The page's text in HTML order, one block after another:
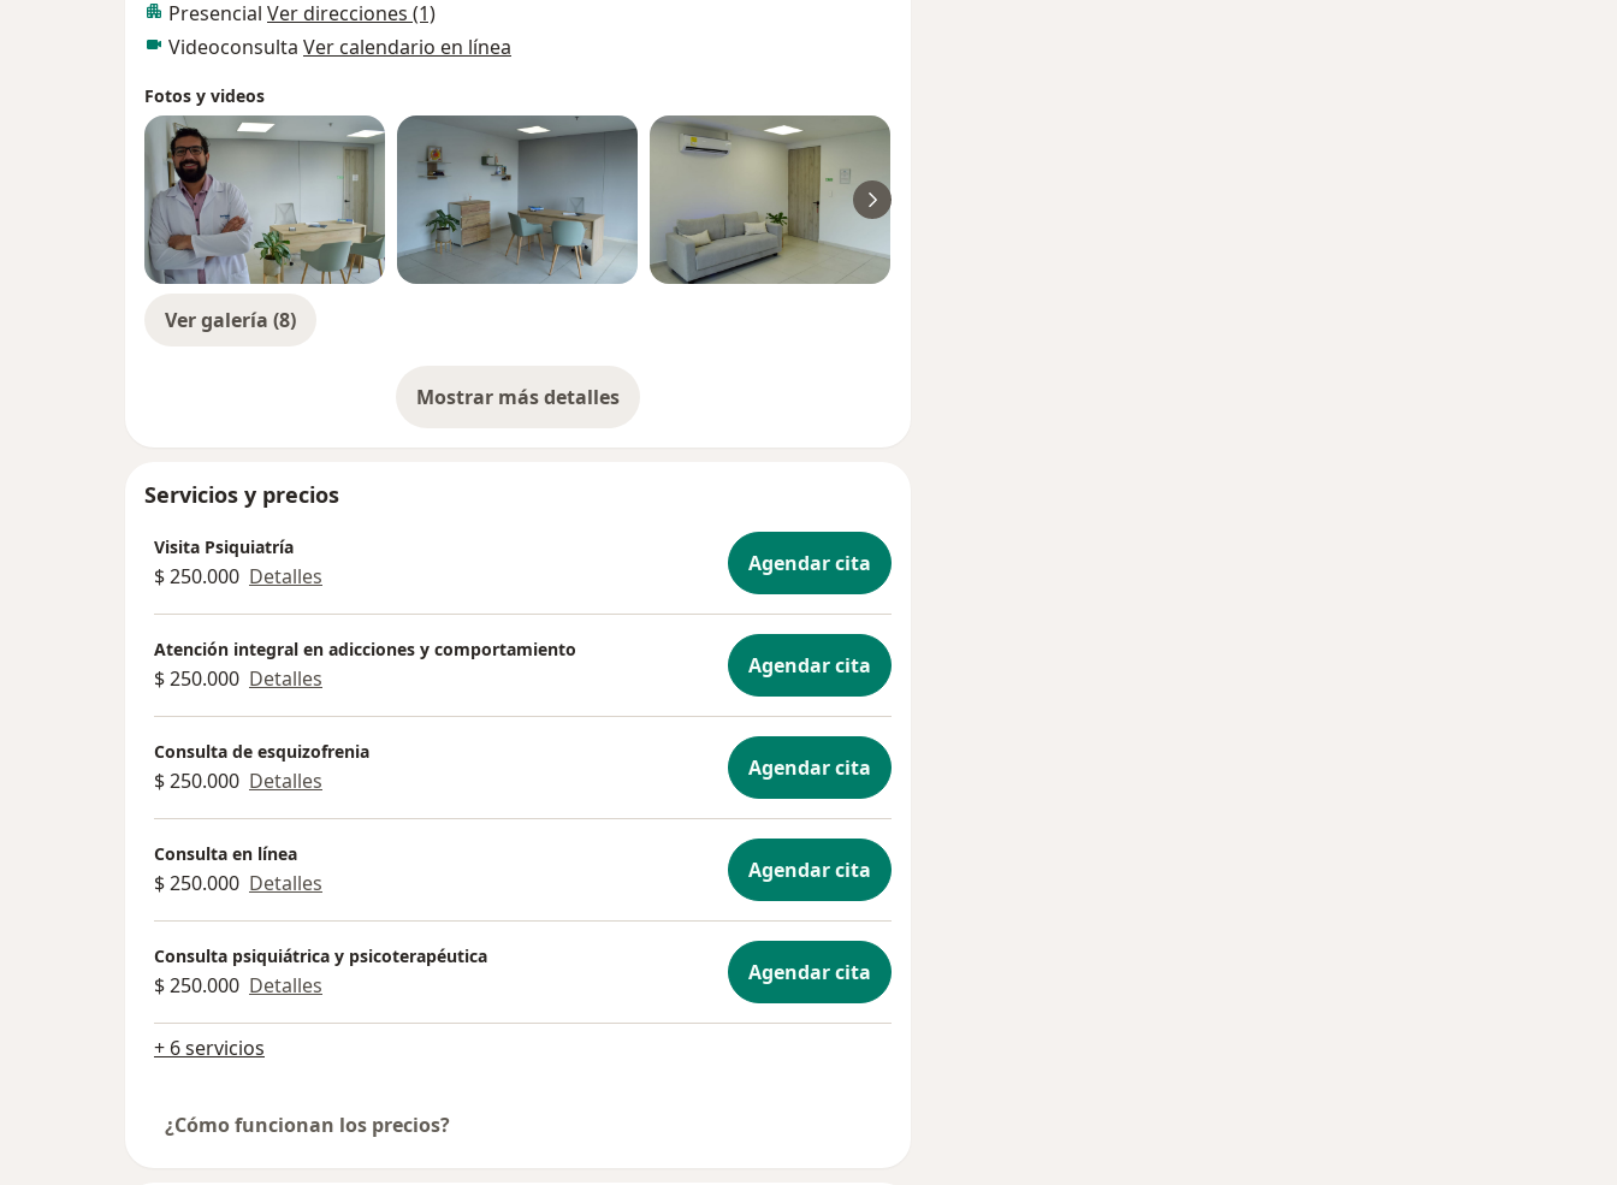
Presencial Ver direcciones (1)
Videoconsulta Ver calendario en línea
Fotos y videos
Ver galería (8)
Mostrar más detalles
sobre la experiencia
Servicios y precios
Visita Psiquiatría
$ 250.000 Detalles Agendar cita
Atención integral en adicciones y comportamiento
$ 250.000 Detalles Agendar cita
Consulta de esquizofrenia
$ 250.000 Detalles Agendar cita
Consulta en línea
$ 250.000 Detalles Agendar cita
Consulta psiquiátrica y psicoterapéutica
$ 250.000 Detalles Agendar cita
+ 6 servicios
¿Cómo funcionan los precios?